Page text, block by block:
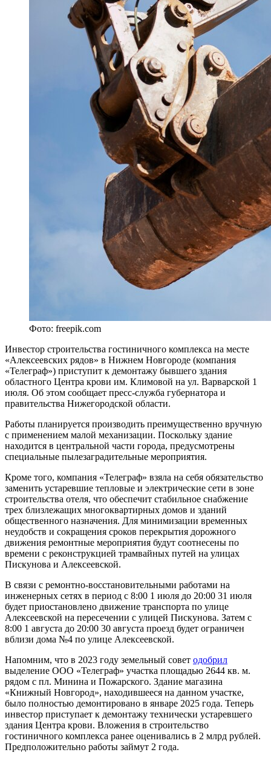
Фото: freepik.com
Инвестор строительства гостиничного комплекса на месте
«Алексеевских рядов» в Нижнем Новгороде (компания
«Телеграф») приступит к демонтажу бывшего здания
областного Центра крови им. Климовой на ул. Варварской 1
июля. Об этом сообщает пресс-служба губернатора и
правительства Нижегородской области.
Работы планируется производить преимущественно вручную
с применением малой механизации. Поскольку здание
находится в центральной части города, предусмотрены
специальные пылезаградительные мероприятия.
Кроме того, компания «Телеграф» взяла на себя обязательство
заменить устаревшие тепловые и электрические сети в зоне
строительства отеля, что обеспечит стабильное снабжение
трех близлежащих многоквартирных домов и зданий
общественного назначения. Для минимизации временных
неудобств и сокращения сроков перекрытия дорожного
движения ремонтные мероприятия будут соотнесены по
времени с реконструкцией трамвайных путей на улицах
Пискунова и Алексеевской.
В связи с ремонтно-восстановительными работами на
инженерных сетях в период с 8:00 1 июля до 20:00 31 июля
будет приостановлено движение транспорта по улице
Алексеевской на пересечении с улицей Пискунова. Затем с
8:00 1 августа до 20:00 30 августа проезд будет ограничен
вблизи дома №4 по улице Алексеевской.
Напомним, что в 2023 году земельный совет одобрил
выделение ООО «Телеграф» участка площадью 2644 кв. м.
рядом с пл. Минина и Пожарского. Здание магазина
«Книжный Новгород», находившееся на данном участке,
было полностью демонтировано в январе 2025 года. Теперь
инвестор приступает к демонтажу технически устаревшего
здания Центра крови. Вложения в строительство
гостиничного комплекса ранее оценивались в 2 млрд рублей.
Предположительно работы займут 2 года.